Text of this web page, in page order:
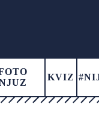
KVIZ